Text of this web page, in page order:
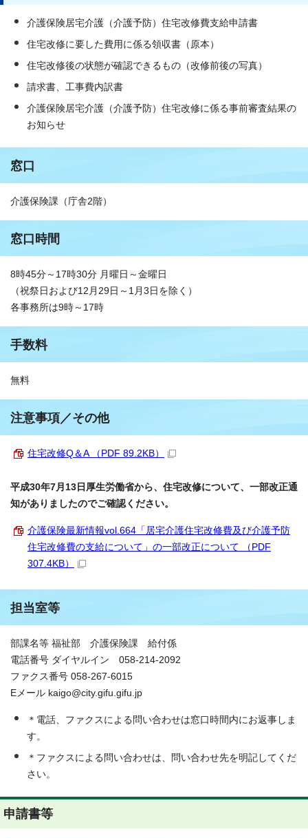
介護保険居宅介護（介護予防）住宅改修費支給申請書
住宅改修に要した費用に係る領収書（原本）
住宅改修後の状態が確認できるもの（改修前後の写真）
請求書、工事費内訳書
介護保険居宅介護（介護予防）住宅改修に係る事前審査結果の
お知らせ
窓口
介護保険課（庁舎2階）
窓口時間
8時45分～17時30分 月曜日～金曜日
（祝祭日および12月29日～1月3日を除く）
各事務所は9時～17時
手数料
無料
注意事項／その他
住宅改修Q＆A （PDF 89.2KB）
平成30年7月13日厚生労働省から、住宅改修について、一部改正通
知がありましたのでご確認ください。
介護保険最新情報vol.664「居宅介護住宅改修費及び介護予防
住宅改修費の支給について」の一部改正について （PDF
307.4KB）
担当室等
部課名等 福祉部 介護保険課 給付係
電話番号 ダイヤルイン 058-214-2092
ファクス番号 058-267-6015
Eメール kaigo@city.gifu.gifu.jp
＊電話、ファクスによる問い合わせは窓口時間内にお返事しま
す。
＊ファクスによる問い合わせは、問い合わせ先を明記してくだ
さい。
申請書等